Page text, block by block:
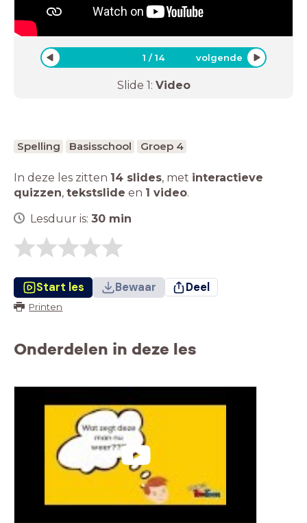
1 /14 volgende
Slide 1: Video
Spelling Basisschool Groep 4
In deze les zitten 14 slides, met interactieve
quizzen, tekstslide en 1 video.
Lesduur is: 30 min
Start les Bewaar Deel
Printen
Onderdelen in deze les